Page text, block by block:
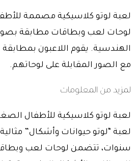
لعبة لوتو كلاسيكية مصممة
لوحات لعب وبطاقات مطابقة بصور
الهندسية. يقوم اللاعبون
مع الصور المقابلة على لوحاتهم.
لمزيد من المعلومات
لعبة لوتو كلاسيكية للأطفال
سنوات، تتضمن لوحات لعب